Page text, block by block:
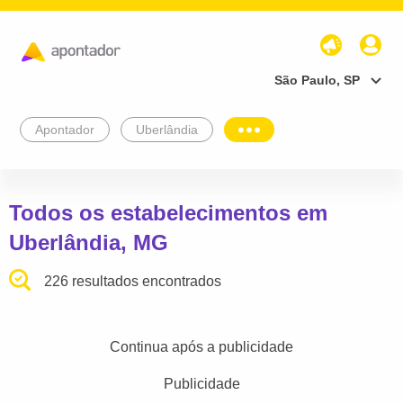
São Paulo, SP
Apontador Uberlândia
Todos os estabelecimentos em
Uberlândia, MG
226 resultados encontrados
Continua após a publicidade
Publicidade